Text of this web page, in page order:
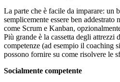
La parte che è facile da imparare: un
semplicemente essere ben
come Scrum e Kanban,
Più grande è la cassetta degli attrezzi
competenze (ad esempio il coaching
possono fornire su come risolvere le
Socialmente competente